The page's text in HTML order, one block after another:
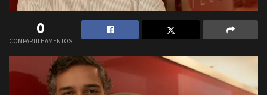
0
COMPARTILHAMENTOS